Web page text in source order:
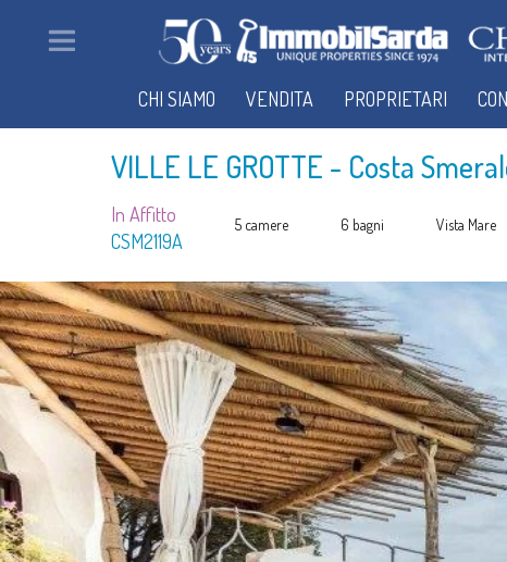
VILLE LE GROTTE - Costa
In Affitto
CSM2119A
5 camere 6 bagni Vista Mare
CHI SIAMO VENDITA PROPRIETARI